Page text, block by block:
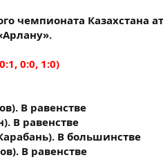
чемпионата Казахстана
0:0, 1:0)
В равенстве
В равенстве
В большинстве
В равенстве